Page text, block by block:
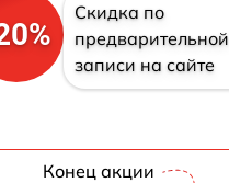
Скидка по
предварительной
записи на сайте
Конец акции